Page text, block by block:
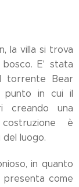
la villa si trova
bosco. E' stata
torrente Bear
punto in cui il
creando una
è
luogo.
in quanto
come